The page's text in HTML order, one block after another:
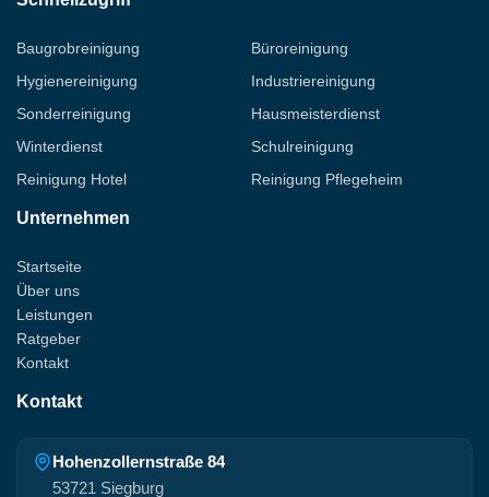
Baugrobreinigung
Büroreinigung
Hygienereinigung
Industriereinigung
Sonderreinigung
Hausmeisterdienst
Winterdienst
Schulreinigung
Reinigung Hotel
Reinigung Pflegeheim
Unternehmen
Startseite
Über uns
Leistungen
Ratgeber
Kontakt
Kontakt
Hohenzollernstraße 84
53721 Siegburg